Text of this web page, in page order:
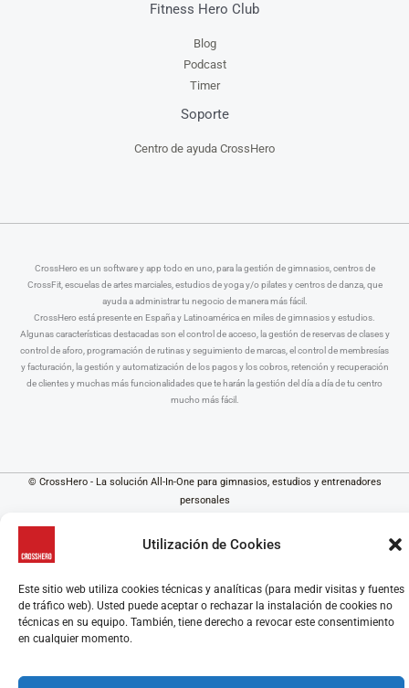
Utilización de Cookies
Este sitio web utiliza cookies técnicas y analíticas (para medir visitas y fuentes
de tráfico web). Usted puede aceptar o rechazar la instalación de cookies no
técnicas en su equipo. También, tiene derecho a revocar este consentimiento
en cualquier momento.
Fitness Hero Club
Blog
Podcast
Timer
Soporte
Centro de ayuda CrossHero
CrossHero es un software y app todo en uno, para la gestión de gimnasios, centros de
CrossFit, escuelas de artes marciales, estudios de yoga y/o pilates y centros de danza, que
ayuda a administrar tu negocio de manera más fácil.
CrossHero está presente en España y Latinoamérica en miles de gimnasios y estudios.
Algunas características destacadas son el control de acceso, la gestión de reservas de clases y
control de aforo, programación de rutinas y seguimiento de marcas, el control de membresías
y facturación, la gestión y automatización de los pagos y los cobros, retención y recuperación
de clientes y muchas más funcionalidades que te harán la gestión del día a día de tu centro
mucho más fácil.
© CrossHero - La solución All-In-One para gimnasios, estudios y entrenadores
personales